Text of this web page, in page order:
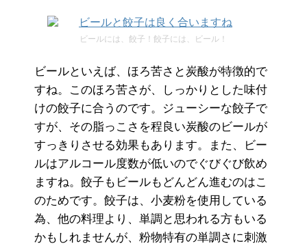
ビールには、餃子！餃子には、ビール！
ビールといえば、ほろ苦さと炭酸が特徴的で
すね。このほろ苦さが、しっかりとした味付
けの餃子に合うのです。ジューシーな餃子で
すが、その脂っこさを程良い炭酸のビールが
すっきりさせる効果もあります。また、ビー
ルはアルコール度数が低いのでぐびぐび飲め
ますね。餃子もビールもどんどん進むのはこ
のためです。餃子は、小麦粉を使用している
為、他の料理より、単調と思われる方もいる
かもしれませんが、粉物特有の単調さに刺激